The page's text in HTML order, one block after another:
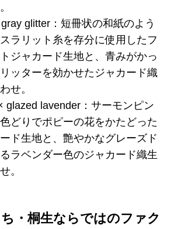
glitter：短冊状の和紙のよう
ラリット糸を存分に使用したフ
ジャカード生地と、青みがかっ
ッターを効かせたジャカード織
せ。
glazed lavender：サーモンピン
どりでポピーの花をかたどった
ド生地と、艶やかなグレーズド
ラベンダー色のジャカード織生
。
・桐生ならではのファク